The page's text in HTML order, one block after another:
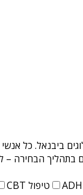
ביבנאל. כל
הבחירה –
טיפול CBT